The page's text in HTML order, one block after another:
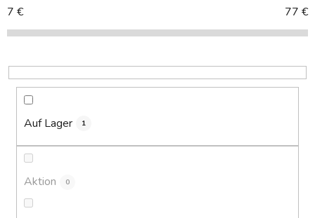
k
t
o
r
7 € 77 €
Auf Lager 1
Aktion 0